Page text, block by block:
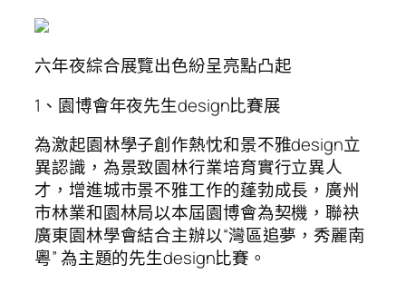
六年夜綜合展覽出色紛呈亮點凸起
1、園博會年夜先生design比賽展
為激起園林學子創作熱忱和景不雅design立
異認識，為景致園林行業培育實行立異人
才，增進城市景不雅工作的蓬勃成長，廣州
市林業和園林局以本屆園博會為契機，聯袂
廣東園林學會結合主辦以“灣區追夢，秀麗南
粵” 為主題的先生design比賽。